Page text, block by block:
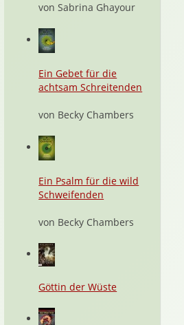
von Sabrina Ghayour
Ein Gebet für die
achtsam Schreitenden
von Becky Chambers
Ein Psalm für die wild
Schweifenden
von Becky Chambers
Göttin der Wüste